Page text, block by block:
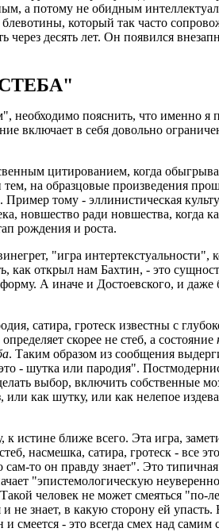
а потому не обидным
который так часто
десять лет. Он появился
необходимо пояснить, что именно
включает в себя довольно
цитированием, когда
на образцовые произведения
тому - эллинистическая
новшество ради новшества, когда
рождения и роста.
"игра интертекстуальности",
открыл нам Бахтин, - это
А иначе и Достоевского, и
сатира, гротеск известны с
скорее не стеб, а состояние
. Таким образом из сообщения
- шутка или пародия".
выбор, включить собственные
как шутку, или как нелепое
истине ближе всего. Эта игра,
насмешка, сатира, гротеск - все
то он правду знает". Это
"эпистемологическую
человек не может смеяться
знает, в какую сторону ей упасть.
смеется - это всегда смех над самим